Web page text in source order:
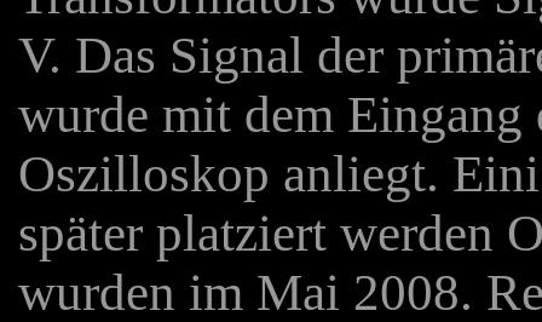
V. Das Signal der
wurde mit dem Eingang
Oszilloskop anliegt.
später platziert werden
wurden im Mai 2008.